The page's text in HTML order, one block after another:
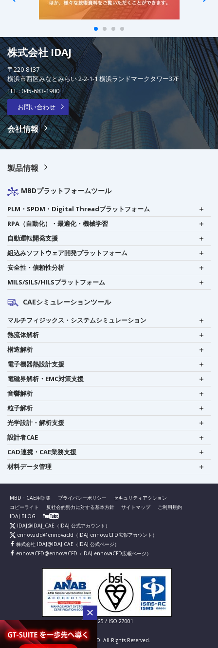
株式会社 IDAJ
〒220-8137
横浜市西区みなとみらい 2-2-1-1 横浜ランドマークタワー37F
TEL :045-683-1900
お問い合わせ
会社情報
製品情報
MBDプラットフォームツール
PLM・SPDM・Digital Threadプラットフォーム
RPA（自動化）・最適化・機械学習
自動運転開発支援
組込みソフトウェア開発プラットフォーム
安全性・信頼性分析
MILS/SILS/HILSプラットフォーム
CAEシミュレーションツール
マルチフィジックス・システムシミュレーション
熱流体解析
構造解析
電子機器熱設計支援
電磁界解析・EMC対策支援
音響解析
粒子解析
光学設計・解析支援
設計者CAE
CAD連携・CAE業務支援
材料データ管理
MBD・CAE用語集 プライバシーポリシー
セキュリティアクション
コピーライト
反社会的勢力に対する基本方針 サイトマップ
ご利用規約
IDAJ-BLOG
IDAJ@IDAJ_CAE （IDAJ 公式アカウント）
ennovacfd@ennovacfd （IDAJ ennovaCFD広報アカウント）
株式会社 IDAJ@IDAJ.CAE （IDAJ 公式ページ）
ennovaCFD@ennovaCFD （IDAJ ennovaCFD広報ページ）
IS 826725 / ISO 27001
© IDAJ Co., LTD. All Rights Reserved.